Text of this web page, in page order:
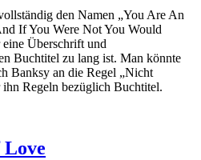
den Namen „You Are An
If You Were Not You Would
Überschrift und
Buchtitel zu lang ist. Man könnte
Banksy an die Regel „Nicht
Regeln bezüglich Buchtitel.
Love